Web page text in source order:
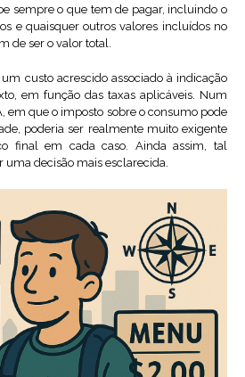
sempre o que tem de pagar, incluindo o
e quaisquer outros valores incluídos no
de ser o valor total.
custo acrescido associado à indicação
em função das taxas aplicáveis. Num
em que o imposto sobre o consumo pode
poderia ser realmente muito exigente
final em cada caso. Ainda assim, tal
decisão mais esclarecida.